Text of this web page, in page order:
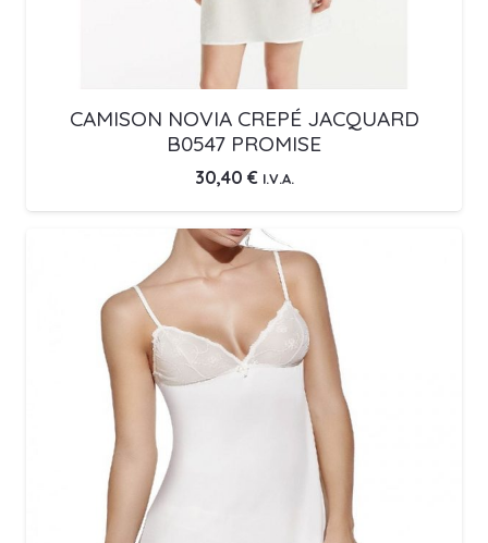
CAMISON NOVIA CREPÉ JACQUARD
B0547 PROMISE
30,40 € I.V.A.